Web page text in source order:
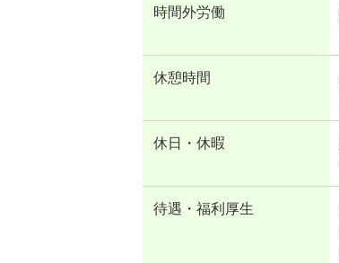
時間外労働
休憩時間
休日・休暇
待遇・福利厚生